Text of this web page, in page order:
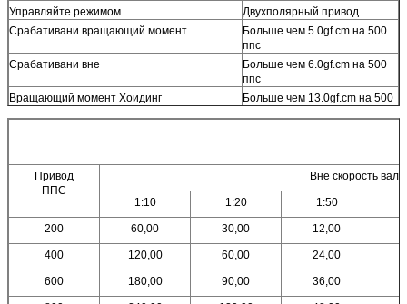
Управляйте режимом
Двухполярный привод
Срабативани вращающий момент
Больше чем 5.0gf.cm на 500
ппс
Срабативани вне
Больше чем 6.0gf.cm на 500
ппс
Вращающий момент Хоидинг
Больше чем 13.0gf.cm на 500
Класс изоляции
Класс е для катушек
Прочность изоляции
АК 100В на одна секунда
Сопротивление изоляции
50МΩ ДК 500 В
Температурная амплитуда рабочей
температуры
-0~+55 ℃
Метод руководства
ФПК
10г
ОЭМ & ОБСЛУЖИВАНИЕ ОДМ
ДОСТУПНЫЙ
Привод
ППС
Вне скорость
1:10 1:20 1:50
200 60,00 30,00 12,00
400 120,00 60,00 24,00
600 180,00 90,00 36,00